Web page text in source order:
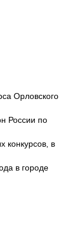
Орловского
России по
конкурсов, в
в городе